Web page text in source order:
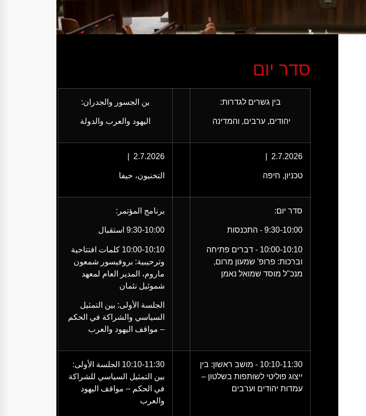
סדר יום
בין גשרים לגדרות:
יהודים, ערבים, והמדינה
ين الجسور والجدران:
اليهود والعرب والدولة
2.7.2026 |
טכניון, חיפה
2.7.2026
التخنيون، حيفا
סדר יום:
9:30-10:00 - התכנסות
10:00-10:10 -
דברים פתיחה
וברכות: פרופ' שמעון מרום,
מנכ"ל מוסד שמואל נאמן
برنامج المؤتمر:
9:30-10:00 استقبال
10:00-10:10 كلمات افتتاحية
وترحيبية: بروفيسور شمعون
ماروم، المدير العام لمعهد
شموئيل نئمان
الجلسة الأولى: بين التمثيل
السياسي والشراكة في الحكم
– مواقف اليهود والعرب
10:10-11:30 - מושב ראשון:
בין
ייצוג פוליטי לשותפות בשלטון –
עמדות יהודים וערבים
10:10-11:30 الجلسة الأولى:
بين التمثيل السياسي للشراكة
في الحكم – مواقف اليهود
والعرب